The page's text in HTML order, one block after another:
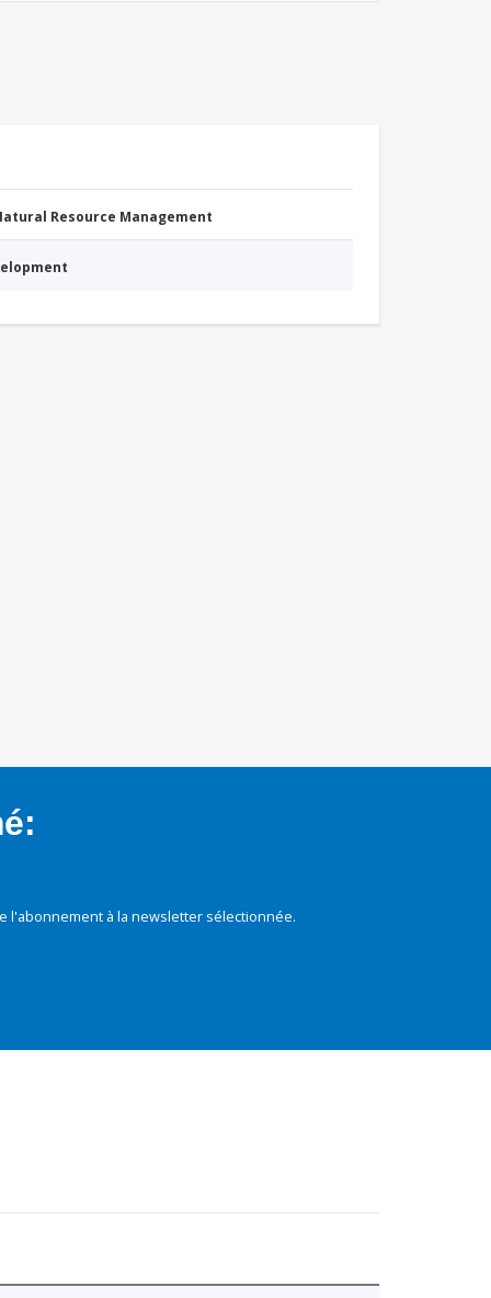
Resource Management
à la newsletter sélectionnée.